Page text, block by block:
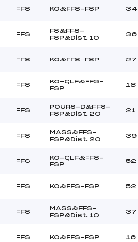
FFS KO&FFS-FSP 34
FFS
FS&FFS-
FSP&Dist. 10
36
FFS KO&FFS-FSP 27
FFS
KO-QLF&FFS-
FSP
18
FFS
POURS-D&FFS-
FSP&Dist. 20
21
FFS
MASS&FFS-
FSP&Dist. 20
39
FFS
KO-QLF&FFS-
FSP
52
FFS KO&FFS-FSP 52
FFS
MASS&FFS-
FSP&Dist. 10
37
FFS KO&FFS-FSP 16